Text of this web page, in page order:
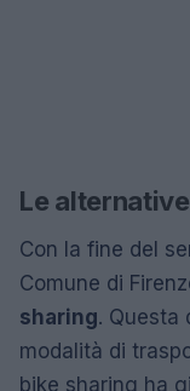
Le
Con la fine del
Comune di
sharing. Questa
modalità di
bike sharing ha